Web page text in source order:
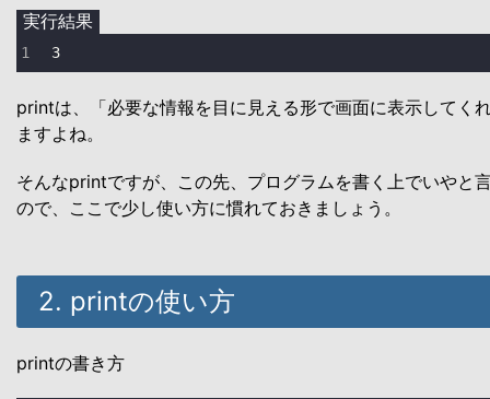
実行結果
3
printは、「必要な情報を目に見える形で画面に表示してく
ますよね。
そんなprintですが、この先、プログラムを書く上でいやと
ので、ここで少し使い方に慣れておきましょう。
2. printの使い方
printの書き方